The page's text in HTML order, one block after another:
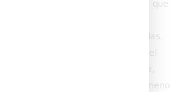
son depósitos blanquecinos que
de baldosas porcelánicas,
de alto tráfico o áreas húmedas.
cuando sales disueltas en el
y cristalizan en la superficie,
opaco y poco estético. Este fenómeno